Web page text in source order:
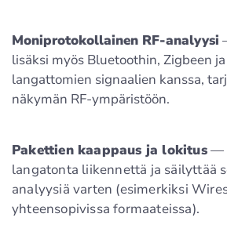
Moniprotokollainen RF-analyysi
lisäksi myös Bluetoothin, Zigbeen
langattomien signaalien kanssa,
näkymän RF-ympäristöön.
Pakettien kaappaus ja lokitus—
langatonta liikennettä ja säilyttää
analyysiä varten (esimerkiksi
yhteensopivissa formaateissa).